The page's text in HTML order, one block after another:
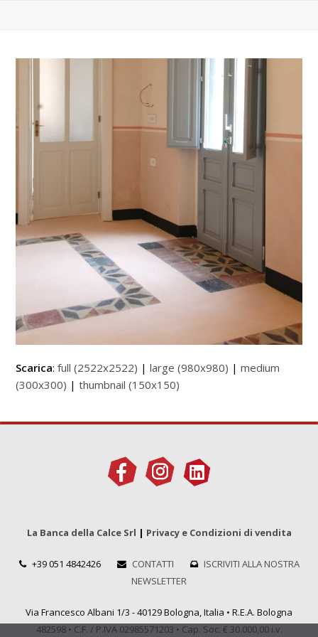
Scarica:full (2522x2522) |large (980x980) |medium
(300x300) |thumbnail (150x150)
La Banca della Calce Srl | Privacy e Condizioni di vendita
+39 051 4842426 CONTATTI
ISCRIVITI ALLA NOSTRA
NEWSLETTER
Via Francesco Albani 1/3 - 40129 Bologna, Italia • R.E.A. Bologna
482598 • C.F. / P.IVA 02985571203 • Cap. Soc. € 30.000,00 i.v.